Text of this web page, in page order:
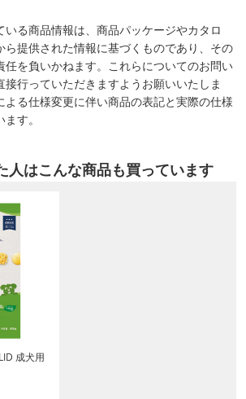
いる商品情報は、商品パッケージやカタロ
ら提供された情報に基づくものであり、その
任を負いかねます。これらについてのお問い
行っていただきますようお願いいたしま
よる仕様変更に伴い商品の表記と実際の仕様
す。
人はこんな商品も買っています
成犬用